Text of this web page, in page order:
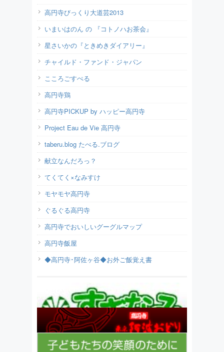
高円寺びっくり大道芸2013
いまいはのん の 『コトノハお茶会』
星さいかの『ときめきダイアリー』
チャイルド・ファンド・ジャパン
こころごすぺる
高円寺鶏
高円寺PICKUP by ハッピー高円寺
Project Eau de Vie 高円寺
taberu.blog たべる.ブログ
献立なんだろっ？
てくてく×なみすけ
モヤモヤ高円寺
ぐるぐる高円寺
高円寺でおいしいグーグルマップ
高円寺飯屋
◆高円寺･阿佐ヶ谷◆お外ご飯覚え書